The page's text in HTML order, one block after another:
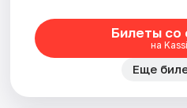
Билеты со
на
Еще